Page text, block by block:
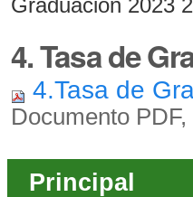
Graduación 2023
4. Tasa de
4.Tasa de
Documento
Principal